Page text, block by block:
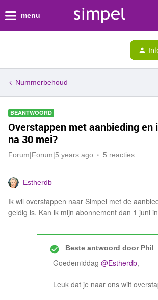
menu
Nummerbehoud
BEANTWOORD
Overstappen met aanbieding en
na 30 mei?
Forum|Forum|5 years ago 5 reacties
Estherdb
Ik wil overstappen naar Simpel met de
geldig is. Kan ik mijn abonnement dan 1 juni
Beste antwoord doorPhil
Goedemiddag @Estherdb,
Leuk dat je naar ons wilt